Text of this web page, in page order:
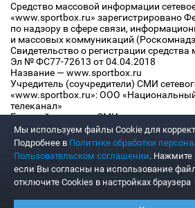
Средство массовой информации
«www.sportbox.ru» зарегистрировано
по надзору в сфере связи,
и массовых коммуникаций
Свидетельство о регистрации
Эл № ФС77-72613 от 04.04.2018
Название — www.sportbox.ru
Учредитель (соучредители) СМИ
«www.sportbox.ru»: ООО
телеканал»
Главный редактор СМИ сетевого
Конов В.А.
Номер телефона редакции СМИ
«www.sportbox.ru»: +7 (495) 653 8419
Адрес электронной почты редакции
«www.sportbox.ru»: editor@sportbox.ru
Мы используем файлы Сookie для
Подробнее в Политике обработки
Пользовательском соглашении. Нажмите
если Вы согласны на использование
отключите Cookies в настройках браузера